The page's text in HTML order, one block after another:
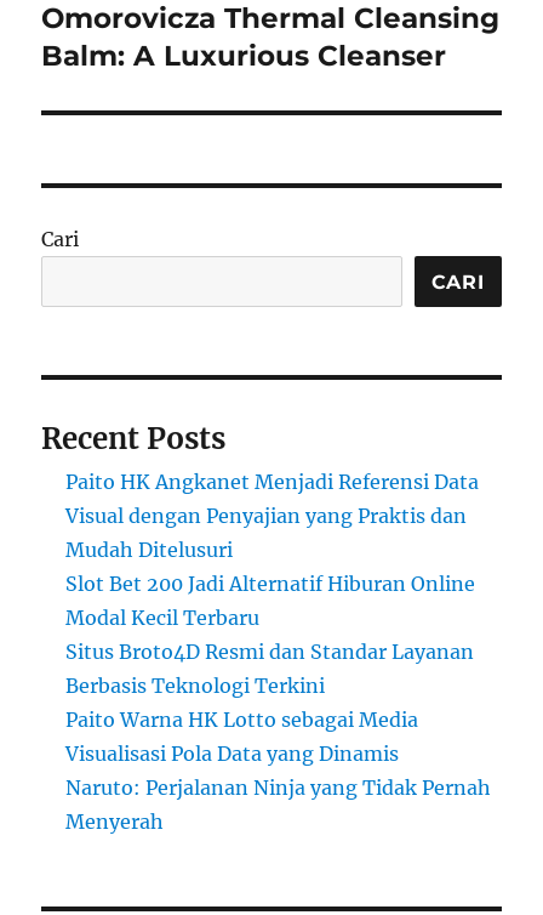
Next
post:
Omorovicza Thermal Cleansing
Balm: A Luxurious Cleanser
Cari
CARI
Recent Posts
Paito HK Angkanet Menjadi Referensi Data
Visual dengan Penyajian yang Praktis dan
Mudah Ditelusuri
Slot Bet 200 Jadi Alternatif Hiburan Online
Modal Kecil Terbaru
Situs Broto4D Resmi dan Standar Layanan
Berbasis Teknologi Terkini
Paito Warna HK Lotto sebagai Media
Visualisasi Pola Data yang Dinamis
Naruto: Perjalanan Ninja yang Tidak Pernah
Menyerah